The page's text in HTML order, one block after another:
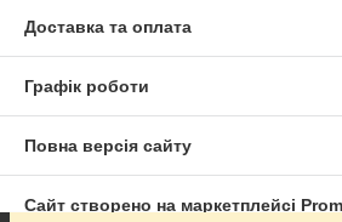
Доставка та оплата
Графік роботи
Повна версія сайту
Сайт створено на маркетплейсі